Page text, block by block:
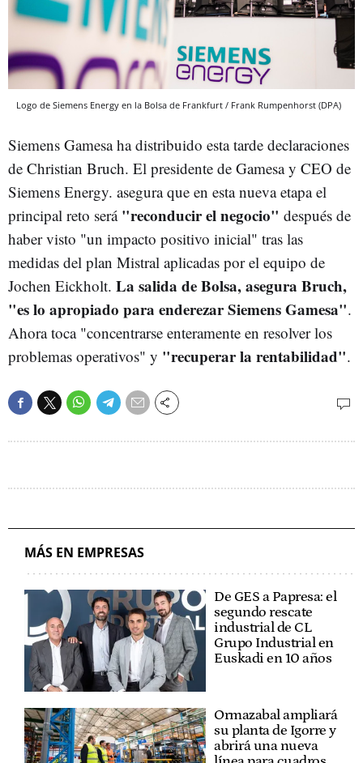
Logo de Siemens Energy en la Bolsa de Frankfurt / Frank Rumpenhorst (DPA)
Siemens Gamesa ha distribuido esta tarde declaraciones
de Christian Bruch. El presidente de Gamesa y CEO de
Siemens Energy. asegura que en esta nueva etapa el
principal reto será "reconducir el negocio" después de
haber visto "un impacto positivo inicial" tras las
medidas del plan Mistral aplicadas por el equipo de
Jochen Eickholt. La salida de Bolsa, asegura Bruch,
"es lo apropiado para enderezar Siemens Gamesa".
Ahora toca "concentrarse enteramente en resolver los
problemas operativos" y "recuperar la rentabilidad".
MÁS EN EMPRESAS
De GES a Papresa: el
segundo rescate
industrial de CL
Grupo Industrial en
Euskadi en 10 años
Ormazabal ampliará
su planta de Igorre y
abrirá una nueva